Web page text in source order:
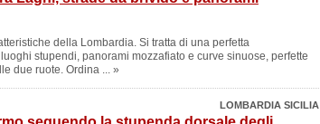
della Lombardia. Si tratta di una perfetta
stupendi, panorami mozzafiato e curve sinuose, perfette
due ruote. Ordina ... »
LOMBARDIA SICILIA